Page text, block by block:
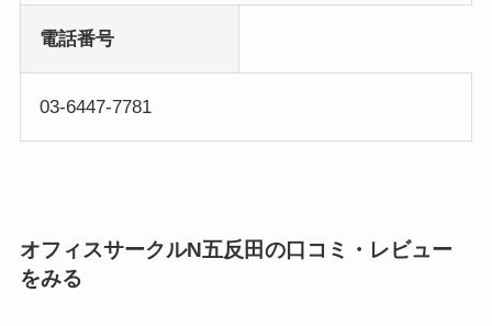
電話番号
03-6447-7781
オフィスサークルN五反田の口コミ・レビュー
をみる